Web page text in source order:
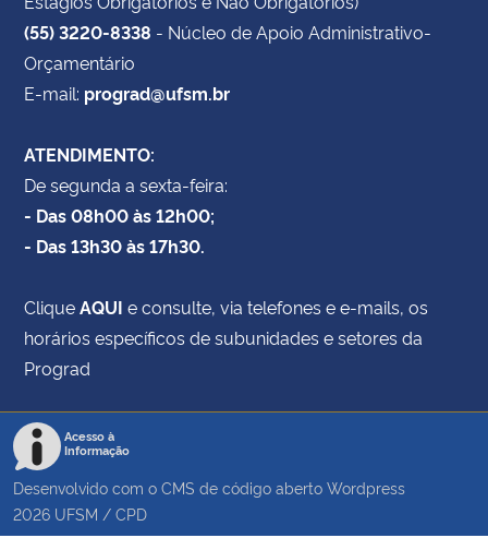
(55) 3220-8338 - Núcleo de Apoio Administrativo-
Orçamentário
E-mail: prograd@ufsm.br
ATENDIMENTO:
De segunda a sexta-feira:
- Das 08h00 às 12h00;
- Das 13h30 às 17h30.
CliqueAQUI e consulte, via telefones e e-mails, os
horários específicos de subunidades e setores da
Prograd
Acesso à
Informação
Desenvolvido com o CMS de código aberto Wordpress
2026 UFSM / CPD